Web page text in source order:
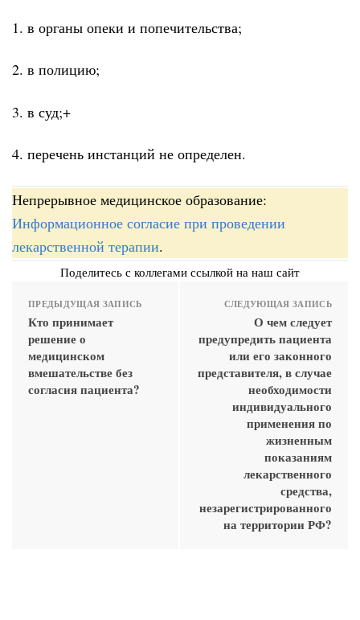
1. в органы опеки и попечительства;
2. в полицию;
3. в суд;+
4. перечень инстанций не определен.
Непрерывное медицинское образование:
Информационное согласие при проведении
лекарственной терапии.
Поделитесь с коллегами ссылкой на наш сайт
ПРЕДЫДУЩАЯ ЗАПИСЬ
Кто принимает
решение о
медицинском
вмешательстве без
согласия пациента?
СЛЕДУЮЩАЯ ЗАПИСЬ
О чем следует
предупредить пациента
или его законного
представителя, в случае
необходимости
индивидуального
применения по
жизненным
показаниям
лекарственного
средства,
незарегистрированного
на территории РФ?